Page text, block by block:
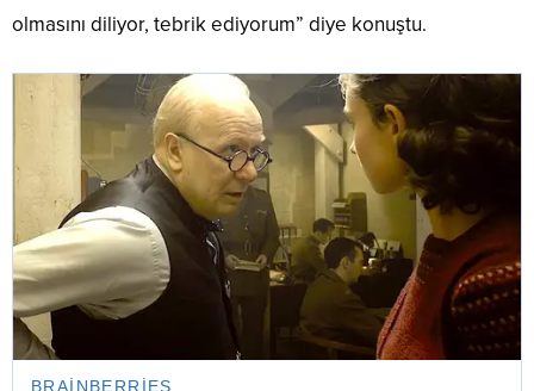
olmasını diliyor, tebrik ediyorum” diye konuştu.